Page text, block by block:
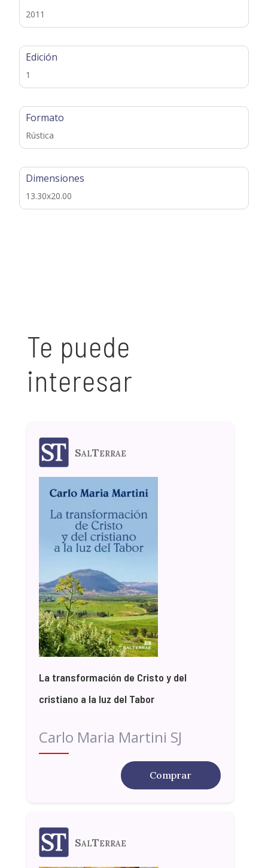
2011
Edición
1
Formato
Rústica
Dimensiones
13.30x20.00
Te puede
interesar
SalTerrae
La transformación de Cristo y del
cristiano a la luz del Tabor
Carlo Maria Martini SJ
Comprar
SalTerrae